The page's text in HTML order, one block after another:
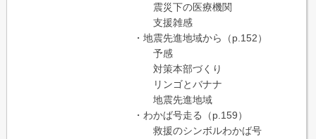
震災下の医療機関
支援雑感
・地震先進地域から（p.152）
予感
対策本部づくり
リンゴとバナナ
地震先進地域
・わかば号走る（p.159）
救援のシンボルわかば号